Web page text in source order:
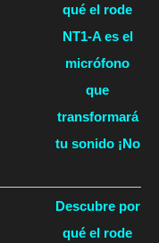
qué el rode
NT1-A es el
micrófono
que
transformará
tu sonido ¡No
Descubre por
qué el rode